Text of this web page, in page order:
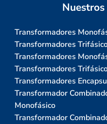
Transformadores
Transformadores
Transformadores
Transformadores
Transformadores
Transformador
Monofásico
Transformador